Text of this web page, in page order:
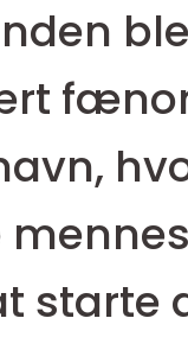
starte